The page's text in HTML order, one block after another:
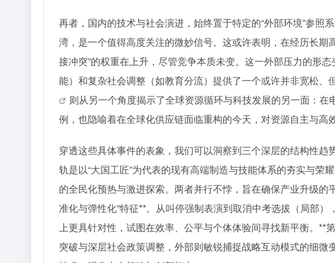
再者，国内的技术与社会演进，始终置于特定的“外部环境”参照
湾，是一个值得高度关注的微妙信号。这或许表明，在经历长期
接冲突”的权重在上升，尽管竞争本质未变。这一外部压力的形
能）和复杂社会调整（如教育分流）提供了一个或许并非宽松
则从另一个角度揭示了全球资源循环与科技发展的另一面：
例，也隐喻着在全球化供应链面临重构的今天，对资源自主与高
穿透这些具体事件的表象，我们可以洞察到三个深层的结构性趋
轨是以“大国工匠”为代表的现有高端制造与技能体系的夯实与荣
的全民化预热与激进探索。两者并行不悖，旨在确保产业升级的
准化与弹性化”特征**。从叫停强制表演到取消中考选拔（局部
上更具针对性，试图在效率、公平与个体体验间寻找新平衡。**
突破与深层社会政策调整，外部则敏锐捕捉战略互动模式的细